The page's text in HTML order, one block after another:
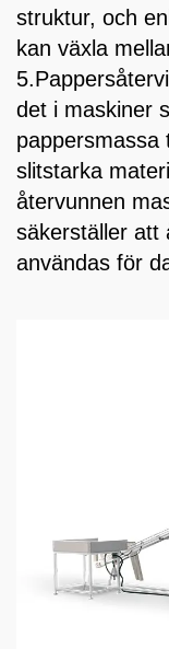
struktur, och
kan växla
det i maskiner
pappersmassa
slitstarka
återvunnen
säkerställer att
användas för